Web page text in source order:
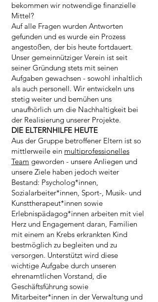
bekommen wir notwendige finanzielle
Mittel?
Auf alle Fragen wurden Antworten
gefunden und es wurde ein Prozess
angestoßen, der bis heute fortdauert.
Unser gemeinnütziger Verein ist seit
seiner Gründung stets mit seinen
Aufgaben gewachsen - sowohl inhaltlich
als auch personell. Wir entwickeln uns
stetig weiter und bemühen uns
unaufhörlich um die Nachhaltigkeit bei
der Realisierung unserer Projekte.
DIE ELTERNHILFE HEUTE
Aus der Gruppe betroffener Eltern ist so
mittlerweile ein multiprofessionelles
Team geworden - unsere Anliegen und
unsere Ziele haben jedoch weiter
Bestand: Psycholog*innen,
Sozialarbeiter*innen, Sport-, Musik- und
Kunsttherapeut*innen sowie
Erlebnispädagog*innen arbeiten mit viel
Herz und Engagement daran, Familien
mit einem an Krebs erkrankten Kind
bestmöglich zu begleiten und zu
versorgen. Unterstützt wird diese
wichtige Aufgabe durch unseren
ehrenamtlichen Vorstand, die
Geschäftsführung sowie
Mitarbeiter*innen in der Verwaltung und